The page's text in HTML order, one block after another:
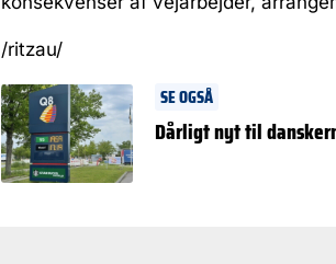
/ritzau/
SE OGSÅ
Dårligt nyt til